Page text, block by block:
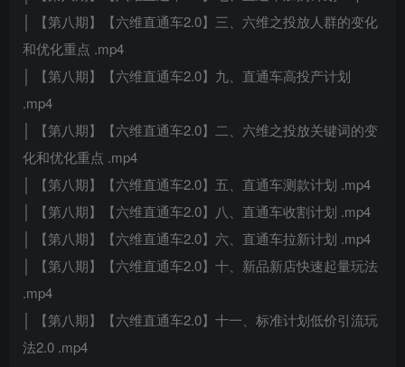
│ 【第八期】【六维直通车2.0】三、六维之投放人群的变化
和优化重点 .mp4
│ 【第八期】【六维直通车2.0】九、直通车高投产计划
.mp4
│ 【第八期】【六维直通车2.0】二、六维之投放关键词的变
化和优化重点 .mp4
│ 【第八期】【六维直通车2.0】五、直通车测款计划 .mp4
│ 【第八期】【六维直通车2.0】八、直通车收割计划 .mp4
│ 【第八期】【六维直通车2.0】六、直通车拉新计划 .mp4
│ 【第八期】【六维直通车2.0】十、新品新店快速起量玩法
.mp4
│ 【第八期】【六维直通车2.0】十一、标准计划低价引流玩
法2.0 .mp4